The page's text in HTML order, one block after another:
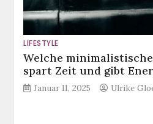
LIFESTYLE
Welche
spart Zeit und gibt
Januar 11, 2025 Ulrike